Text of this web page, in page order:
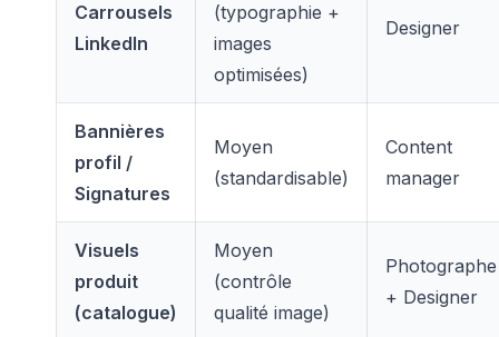
Carrousels
LinkedIn
(typographie +
images
optimisées)
Designer
Bannières
profil /
Signatures
Moyen
(standardisable)
Content
manager
Visuels
produit
(catalogue)
Moyen
(contrôle
qualité image)
Photographe
+ Designer